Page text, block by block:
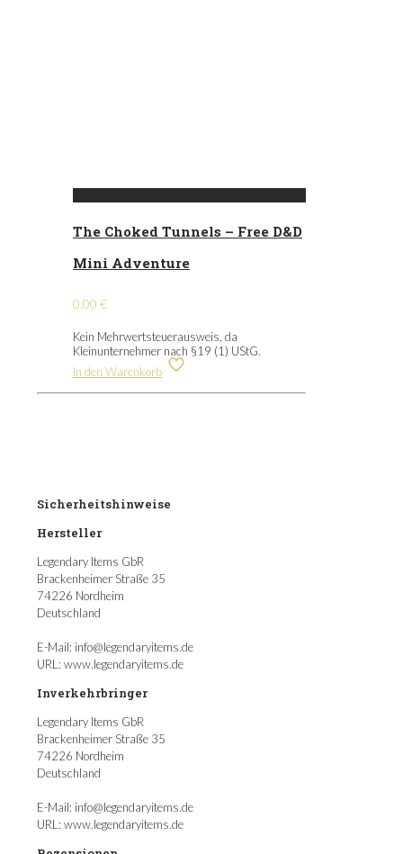
The Choked Tunnels – Free D&D
Mini Adventure
0,00 €
Kein Mehrwertsteuerausweis, da
Kleinunternehmer nach §19 (1) UStG.
In den Warenkorb
Sicherheitshinweise
Hersteller
Legendary Items GbR
Brackenheimer Straße 35
74226 Nordheim
Deutschland
E-Mail: info@legendaryitems.de
URL: www.legendaryitems.de
Inverkehrbringer
Legendary Items GbR
Brackenheimer Straße 35
74226 Nordheim
Deutschland
E-Mail: info@legendaryitems.de
URL: www.legendaryitems.de